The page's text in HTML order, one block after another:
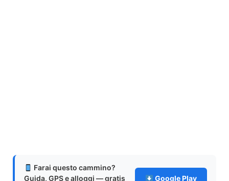
Farai questo cammino?
Guida, GPS e alloggi — gratis
Google Play